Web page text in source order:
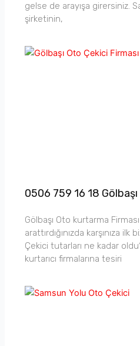
gelse de arayışa girersiniz.
şirketinin,
0506 759 16 18
Gölbaşı Oto kurtarma
arattırdığınızda karşınıza ilk
Çekici tutarları ne kadar
kurtarıcı firmalarına tesiri